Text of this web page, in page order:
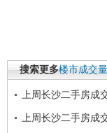
搜索更多楼市成交量
上周长沙二手房成
上周长沙二手房成